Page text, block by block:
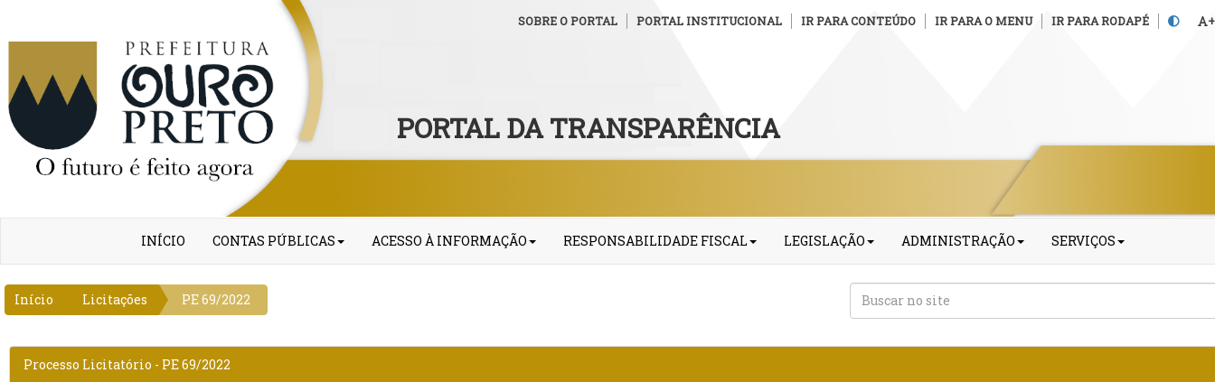
SOBRE O PORTAL PORTAL INSTITUCIONAL IR PARA CONTEÚDO IR PARA O MENU IR PARA RODAPÉ +
PORTAL DA TRANSPARÊNCIA
INÍCIO CONTAS PÚBLICAS ACESSO À INFORMAÇÃO RESPONSABILIDADE FISCAL LEGISLAÇÃO ADMINISTRAÇÃO SERVIÇOS
Início Licitações PE 69/2022
Processo Licitatório - PE 69/2022